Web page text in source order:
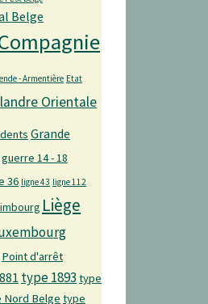
Belge
- Armentière Etat
Orientale
Grande
guerre 14 - 18
36 ligne 43 ligne 112
Liège
Point d'arrêt
type 1893 type
Nord Belge type